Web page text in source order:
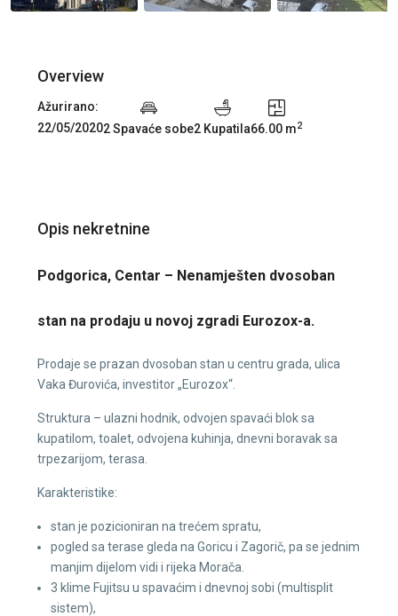
Overview
Ažurirano:
22/05/20202 Spavaće sobe2 Kupatila66.00 m2
Opis nekretnine
Podgorica, Centar – Nenamješten dvosoban
stan na prodaju u novoj zgradi Eurozox-a.
Prodaje se prazan dvosoban stan u centru grada, ulica
Vaka Đurovića, investitor „Eurozox“.
Struktura – ulazni hodnik, odvojen spavaći blok sa
kupatilom, toalet, odvojena kuhinja, dnevni boravak sa
trpezarijom, terasa.
Karakteristike:
stan je pozicioniran na trećem spratu,
pogled sa terase gleda na Goricu i Zagorič, pa se jednim
manjim dijelom vidi i rijeka Morača.
3 klime Fujitsu u spavaćim i dnevnoj sobi (multisplit
sistem),